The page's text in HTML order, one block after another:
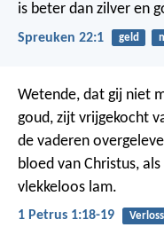
is beter dan zilver en
Spreuken 22:1 geld
Wetende, dat gij niet
goud, zijt vrijgekocht
de vaderen
bloed van Christus,
vlekkeloos lam.
1 Petrus 1:18-19